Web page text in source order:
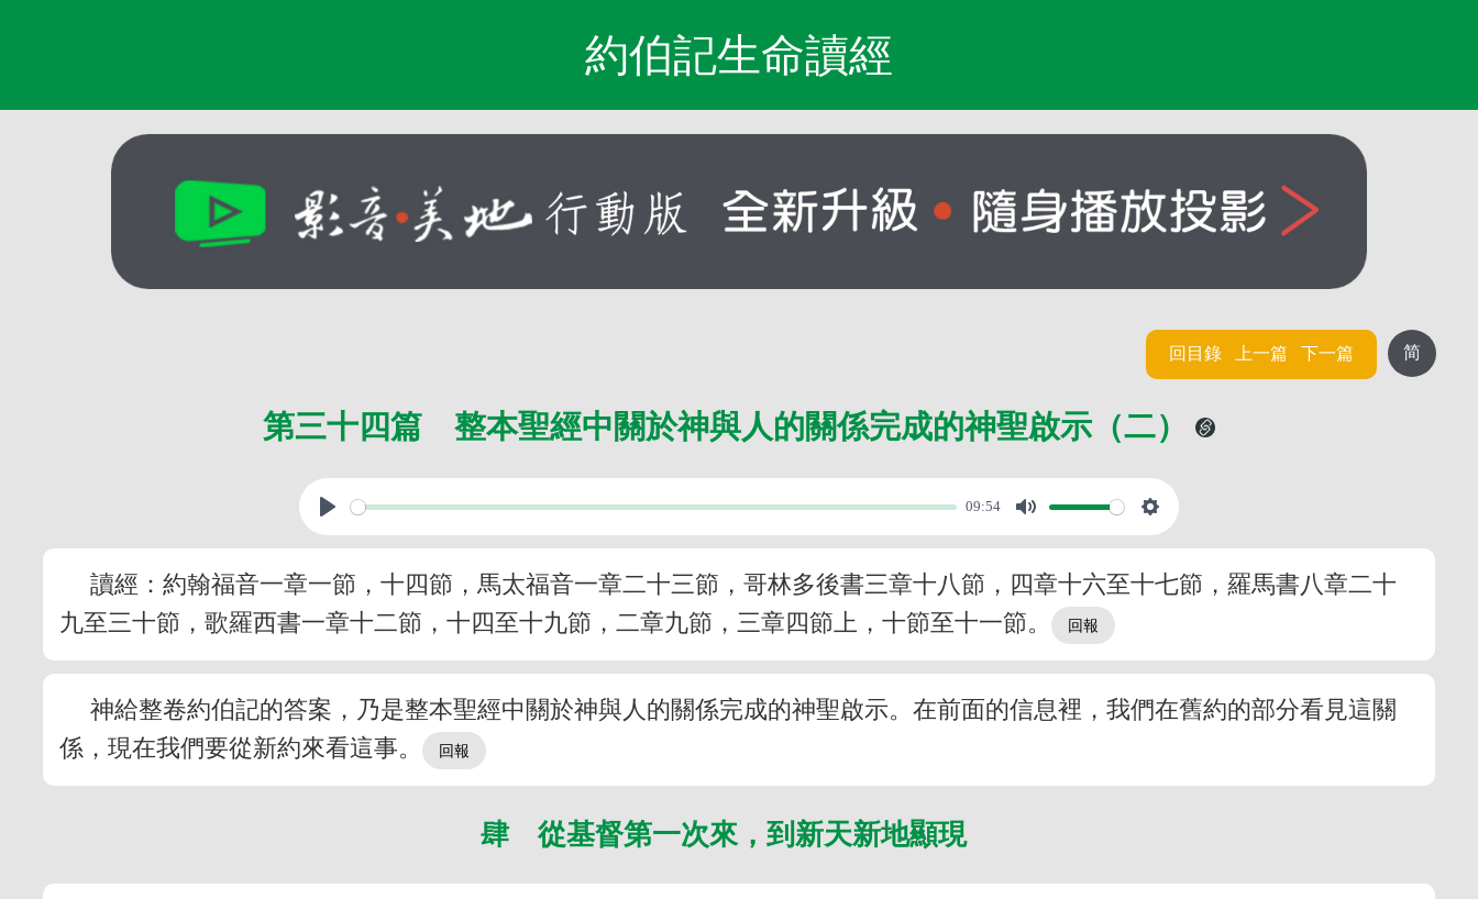
約伯記生命讀經
简
回目錄 上一篇 下一篇
第三十四篇 整本聖經中關於神與人的關係完成的神聖啟示（二）
09:54
讀經：約翰福音一章一節，十四節，馬太福音一章二十三節，哥林多後書三章十八節，四章十六至十七節，羅馬書八章二十
九至三十節，歌羅西書一章十二節，十四至十九節，二章九節，三章四節上，十節至十一節。
神給整卷約伯記的答案，乃是整本聖經中關於神與人的關係完成的神聖啟示。在前面的信息裡，我們在舊約的部分看見這關
係，現在我們要從新約來看這事。
肆 從基督第一次來，到新天新地顯現